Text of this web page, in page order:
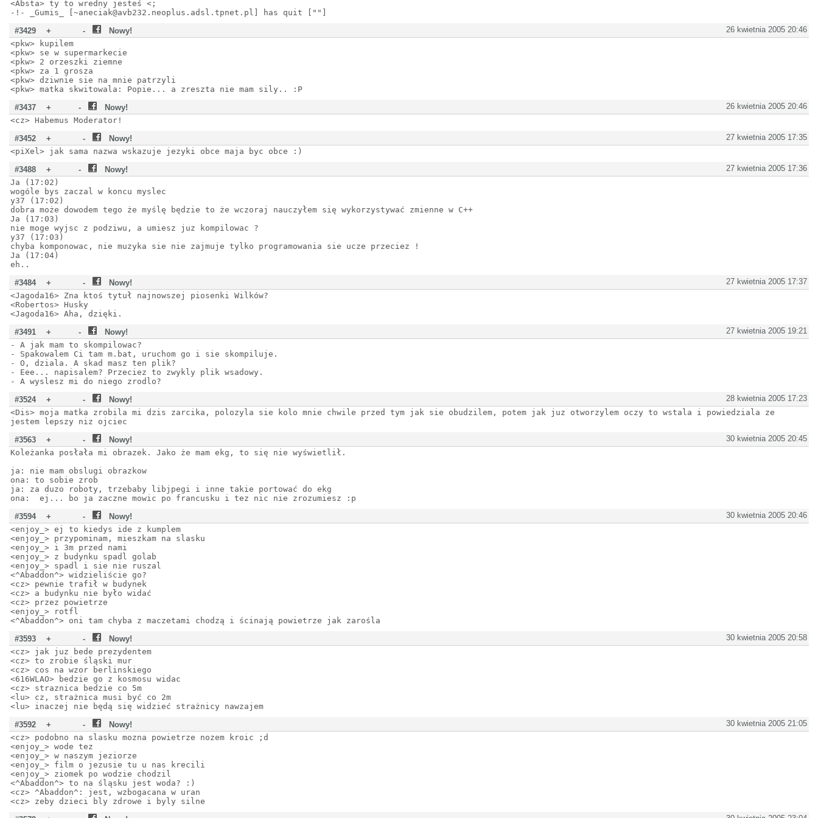
<Absta> ty to wredny jesteś <;
-!- _Gumis_ [~aneciak@avb232.neoplus.adsl.tpnet.pl] has quit [""]
26 kwietnia 2005 20:46
#3429 + -
Nowy!
<pkw> kupilem
<pkw> se w supermarkecie
<pkw> 2 orzeszki ziemne
<pkw> za 1 grosza
<pkw> dziwnie sie na mnie patrzyli
<pkw> matka skwitowala: Popie... a zreszta nie mam sily.. :P
26 kwietnia 2005 20:46
#3437 + -
Nowy!
<cz> Habemus Moderator!
27 kwietnia 2005 17:35
#3452 + -
Nowy!
<piXel> jak sama nazwa wskazuje jezyki obce maja byc obce :)
27 kwietnia 2005 17:36
#3488 + -
Nowy!
Ja (17:02)
wogóle bys zaczal w koncu myslec
y37 (17:02)
dobra może dowodem tego że myślę będzie to że wczoraj nauczyłem się wykorzystywać zmienne w C++
Ja (17:03)
nie moge wyjsc z podziwu, a umiesz juz kompilowac ?
y37 (17:03)
chyba komponowac, nie muzyka sie nie zajmuje tylko programowania sie ucze przeciez !
Ja (17:04)
eh..
27 kwietnia 2005 17:37
#3484 + -
Nowy!
<Jagoda16> Zna ktoś tytuł najnowszej piosenki Wilków?
<Robertos> Husky
<Jagoda16> Aha, dzięki.
27 kwietnia 2005 19:21
#3491 + -
Nowy!
- A jak mam to skompilowac?
- Spakowalem Ci tam m.bat, uruchom go i sie skompiluje.
- O, dziala. A skad masz ten plik?
- Eee... napisalem? Przeciez to zwykly plik wsadowy.
- A wyslesz mi do niego zrodlo?
28 kwietnia 2005 17:23
#3524 + -
Nowy!
<Dis> moja matka zrobila mi dzis zarcika, polozyla sie kolo mnie chwile przed tym jak sie obudzilem, potem jak juz otworzylem oczy to wstala i powiedziala ze
jestem lepszy niz ojciec
30 kwietnia 2005 20:45
#3563 + -
Nowy!
Koleżanka posłała mi obrazek. Jako że mam ekg, to się nie wyświetlił.
ja: nie mam obslugi obrazkow
ona: to sobie zrob
ja: za duzo roboty, trzebaby libjpegi i inne takie portować do ekg
ona: ej... bo ja zaczne mowic po francusku i tez nic nie zrozumiesz :p
30 kwietnia 2005 20:46
#3594 + -
Nowy!
<enjoy_> ej to kiedys ide z kumplem
<enjoy_> przypominam, mieszkam na slasku
<enjoy_> i 3m przed nami
<enjoy_> z budynku spadl golab
<enjoy_> spadl i sie nie ruszal
<^Abaddon^> widzieliście go?
<cz> pewnie trafił w budynek
<cz> a budynku nie było widać
<cz> przez powietrze
<enjoy_> rotfl
<^Abaddon^> oni tam chyba z maczetami chodzą i ścinają powietrze jak zarośla
30 kwietnia 2005 20:58
#3593 + -
Nowy!
<cz> jak juz bede prezydentem
<cz> to zrobie śląski mur
<cz> cos na wzor berlinskiego
<616WLAO> bedzie go z kosmosu widac
<cz> straznica bedzie co 5m
<lu> cz, strażnica musi być co 2m
<lu> inaczej nie będą się widzieć strażnicy nawzajem
30 kwietnia 2005 21:05
#3592 + -
Nowy!
<cz> podobno na slasku mozna powietrze nozem kroic ;d
<enjoy_> wode tez
<enjoy_> w naszym jeziorze
<enjoy_> film o jezusie tu u nas krecili
<enjoy_> ziomek po wodzie chodzil
<^Abaddon^> to na śląsku jest woda? :)
<cz> ^Abaddon^: jest, wzbogacana w uran
<cz> zeby dzieci bly zdrowe i byly silne